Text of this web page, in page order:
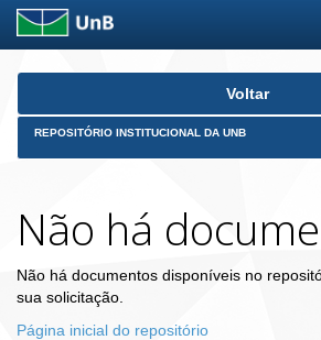
Skip
Voltar
REPOSITÓRIO INSTITUCIONAL DA UNB
Não há
Não há documentos disponíveis no
sua solicitação.
Página inicial do repositório